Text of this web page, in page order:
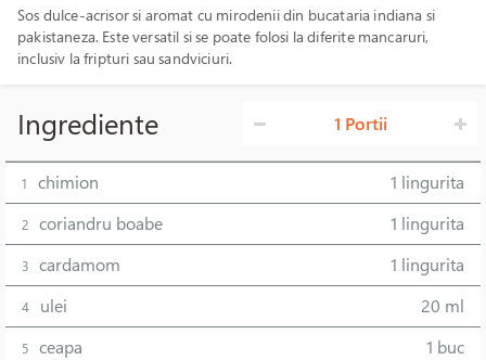
Sos dulce-acrisor si aromat cu mirodenii din bucataria indiana si
pakistaneza. Este versatil si se poate folosi la diferite mancaruri,
inclusiv la fripturi sau sandviciuri.
Ingrediente 1 Portii
1 chimion 1 lingurita
2 coriandru boabe 1 lingurita
3 cardamom 1 lingurita
4 ulei 20 ml
5 ceapa 1 buc